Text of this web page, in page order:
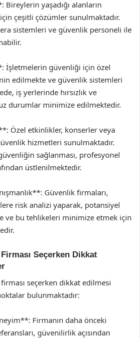
yaşadığı alanların
çeşitli çözümler sunulmaktadır.
sistemleri ve güvenlik personeli ile
İşletmelerin güvenliği için özel
edilmekte ve güvenlik sistemleri
iş yerlerinde hırsızlık ve
durumlar minimize edilmektedir.
Özel etkinlikler, konserler veya
hizmetleri sunulmaktadır.
sağlanması, profesyonel
üstlenilmektedir.
Güvenlik firmaları,
risk analizi yaparak, potansiyel
ve bu tehlikeleri minimize etmek için
Seçerken Dikkat
seçerken dikkat edilmesi
bulunmaktadır:
Firmanın daha önceki
güvenilirlik açısından